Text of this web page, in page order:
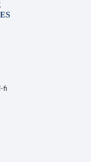
fi